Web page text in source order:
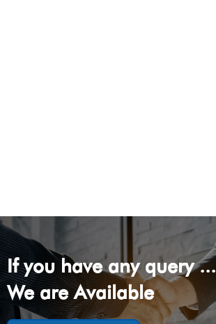
If you have any query ...
We are Available